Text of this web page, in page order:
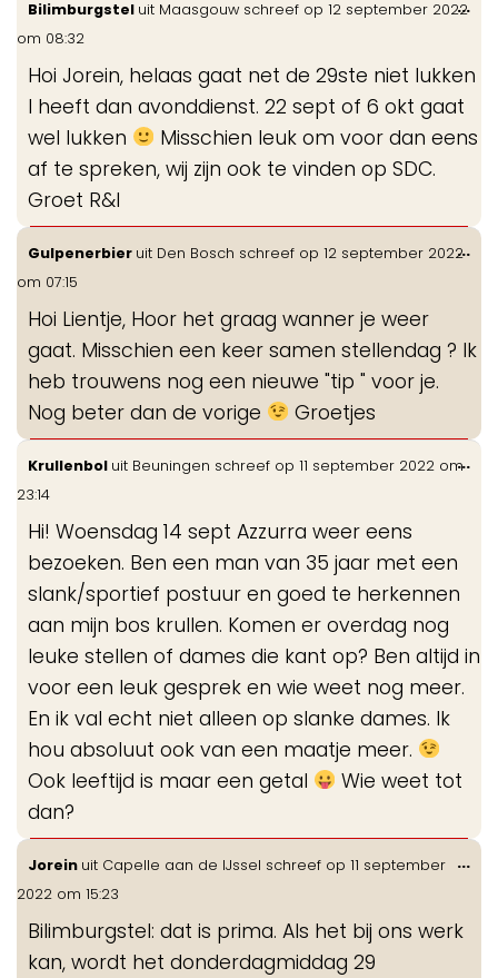
gastenboek-
lijst
Bilimburgstel uit Maasgouw schreef op 12 september 2022
om 08:32
Hoi Jorein, helaas gaat net de 29ste niet lukken
I heeft dan avonddienst. 22 sept of 6 okt gaat
wel lukken
Misschien leuk om voor dan eens
af te spreken, wij zijn ook te vinden op SDC.
Groet R&I
...
Gulpenerbier uit Den Bosch schreef op 12 september 2022
om 07:15
Hoi Lientje, Hoor het graag wanner je weer
gaat. Misschien een keer samen stellendag ? Ik
heb trouwens nog een nieuwe "tip " voor je.
Nog beter dan de vorige
Groetjes
...
Krullenbol uit Beuningen schreef op 11 september 2022 om
23:14
Hi! Woensdag 14 sept Azzurra weer eens
bezoeken. Ben een man van 35 jaar met een
slank/sportief postuur en goed te herkennen
aan mijn bos krullen. Komen er overdag nog
leuke stellen of dames die kant op? Ben altijd in
voor een leuk gesprek en wie weet nog meer.
En ik val echt niet alleen op slanke dames. Ik
hou absoluut ook van een maatje meer.
Ook leeftijd is maar een getal
Wie weet tot
dan?
...
Jorein uit Capelle aan de IJssel schreef op 11 september
2022 om 15:23
Bilimburgstel: dat is prima. Als het bij ons werk
kan, wordt het donderdagmiddag 29
...